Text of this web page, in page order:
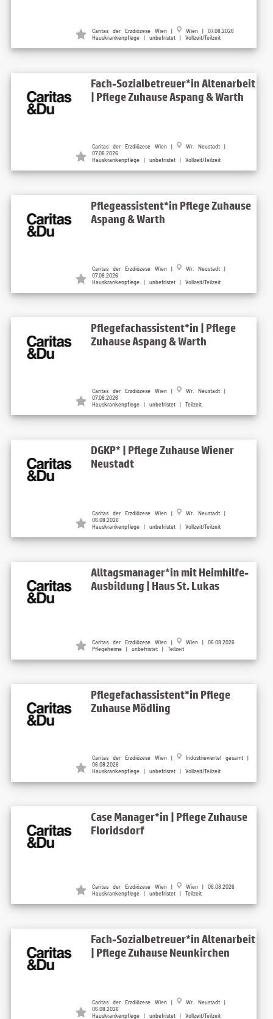
Caritas der Erzdiözese Wien |
Wien | 07.08.2026
Hauskrankenpflege | unbefristet | Vollzeit/Teilzeit
Fach-Sozialbetreuer*in Altenarbeit
| Pflege Zuhause Aspang & Warth
Caritas der Erzdiözese Wien |
Wr. Neustadt |
07.08.2026
Hauskrankenpflege | unbefristet | Vollzeit/Teilzeit
Pflegeassistent*in Pflege Zuhause
Aspang & Warth
Caritas der Erzdiözese Wien |
Wr. Neustadt |
07.08.2026
Hauskrankenpflege | unbefristet | Vollzeit/Teilzeit
Pflegefachassistent*in | Pflege
Zuhause Aspang & Warth
Caritas der Erzdiözese Wien |
Wr. Neustadt |
07.08.2026
Hauskrankenpflege | unbefristet | Teilzeit
DGKP* | Pflege Zuhause Wiener
Neustadt
Caritas der Erzdiözese Wien |
Wr. Neustadt |
06.08.2026
Hauskrankenpflege | unbefristet | Vollzeit/Teilzeit
Alltagsmanager*in mit Heimhilfe-
Ausbildung | Haus St. Lukas
Caritas der Erzdiözese Wien |
Wien | 06.08.2026
Pflegeheime | unbefristet | Teilzeit
Pflegefachassistent*in Pflege
Zuhause Mödling
Caritas der Erzdiözese Wien |
Industrieviertel gesamt |
06.08.2026
Hauskrankenpflege | unbefristet | Vollzeit/Teilzeit
Case Manager*in | Pflege Zuhause
Floridsdorf
Caritas der Erzdiözese Wien |
Wien | 06.08.2026
Hauskrankenpflege | unbefristet | Teilzeit
Fach-Sozialbetreuer*in Altenarbeit
| Pflege Zuhause Neunkirchen
Caritas der Erzdiözese Wien |
Wr. Neustadt |
06.08.2026
Hauskrankenpflege | unbefristet | Vollzeit/Teilzeit